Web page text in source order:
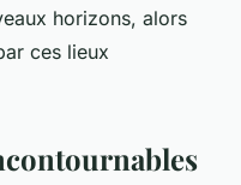
horizons, alors
ces lieux